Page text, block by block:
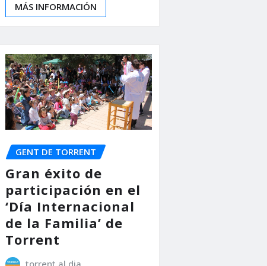
MÁS INFORMACIÓN
GENT DE TORRENT
Gran éxito de
participación en el
‘Día Internacional
de la Familia’ de
Torrent